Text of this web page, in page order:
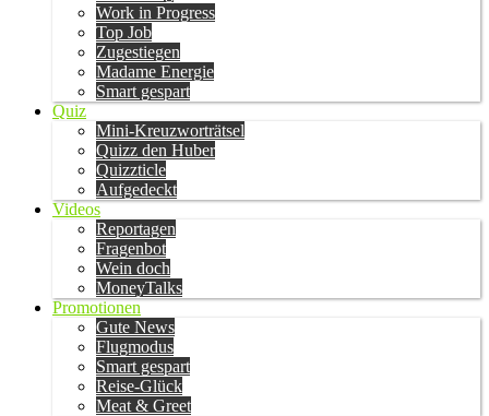
Work in Progress
Top Job
Zugestiegen
Madame Energie
Smart gespart
Quiz
Mini-Kreuzworträtsel
Quizz den Huber
Quizzticle
Aufgedeckt
Videos
Reportagen
Fragenbot
Wein doch
MoneyTalks
Promotionen
Gute News
Flugmodus
Smart gespart
Reise-Glück
Meat & Greet